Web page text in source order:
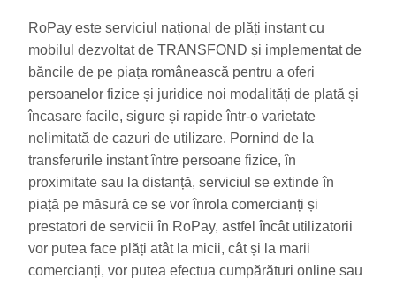
RoPay este serviciul național de plăți instant cu
mobilul dezvoltat de TRANSFOND și implementat de
băncile de pe piața românească pentru a oferi
persoanelor fizice și juridice noi modalități de plată și
încasare facile, sigure și rapide într-o varietate
nelimitată de cazuri de utilizare. Pornind de la
transferurile instant între persoane fizice, în
proximitate sau la distanță, serviciul se extinde în
piață pe măsură ce se vor înrola comercianți și
prestatori de servicii în RoPay, astfel încât utilizatorii
vor putea face plăți atât la micii, cât și la marii
comercianți, vor putea efectua cumpărături online sau